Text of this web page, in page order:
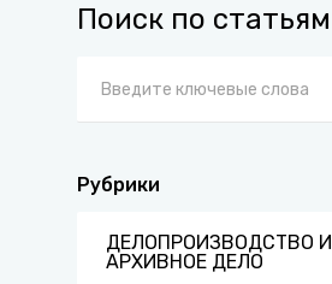
Поиск по статьям
Рубрики
ДЕЛОПРОИЗВОДСТВО И
АРХИВНОЕ ДЕЛО